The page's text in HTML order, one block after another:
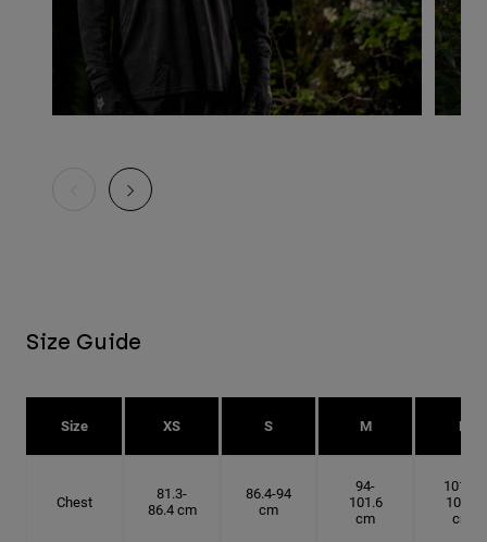
Size Guide
Size XS S M L
Chest
81.3-
86.4 cm
86.4-94
cm
94-
101.6
cm
101.6-
109.2
cm